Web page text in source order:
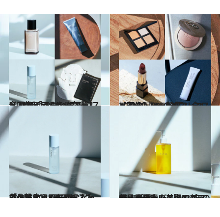
2021.12.14
【画像】CREAベストコスメ2021「スキンケア篇」全27アイテムを一気見！
ビューティ＆ヘルス 2021.12.14
【画像】CREAベストコスメ2021「メイク篇」全47アイテムを一気見！
ビューティ＆ヘルス
2021.12.14
冬の肌にうるおいをたっぷり注入！ CREAベストコスメ 2021ランキング 「化粧水」BEST5
ビューティ＆ヘルス 2021.12.12
使い続けたいスキンケア名品を発表！美容のプロ15人が選んだ 「2021年のマイベストコスメ」
ビューティ＆ヘルス